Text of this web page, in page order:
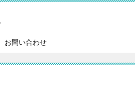
お問い合わせ